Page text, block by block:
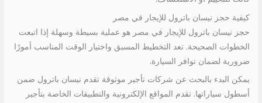
كيفية حجز نيسان باترول للإيجار في مصر
حجز نيسان باترول للإيجار في مصر هو عملية بسيطة وسهلة إذا اتبعت
الخطوات الصحيحة. تعد التخطيط المسبق واختيار الوقت المناسب أمورًا
ضرورية لضمان توافر السيارة.
يمكن البدء بالبحث عن شركات تأجير موثوقة تقدم نيسان باترول ضمن
أسطول سياراتها. تقدم المواقع الإلكترونية والتطبيقات الخاصة بتأجير